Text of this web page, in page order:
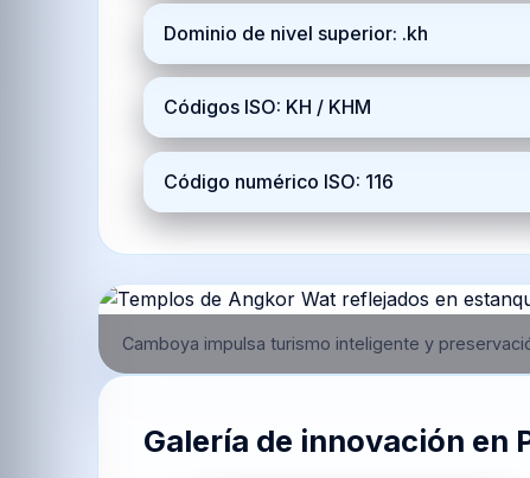
Dominio de nivel superior: .kh
Códigos ISO: KH / KHM
Código numérico ISO: 116
Camboya impulsa turismo inteligente y
Galería de innovación en